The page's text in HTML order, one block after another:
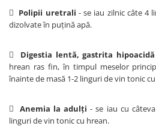
 Polipii uretrali - se iau zilnic câte 4
dizolvate în puţină apă.
 Digestia lentă, gastrita
hrean ras fin, în timpul meselor
înainte de masă 1-2 linguri de vin tonic
Anemia la adulţi- se iau cu
linguri de vin tonic cu hrean.